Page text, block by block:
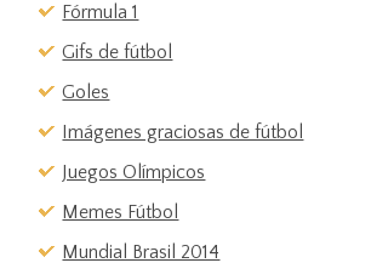
Fórmula 1
Gifs de fútbol
Goles
Imágenes graciosas de fútbol
Juegos Olímpicos
Memes Fútbol
Mundial Brasil 2014